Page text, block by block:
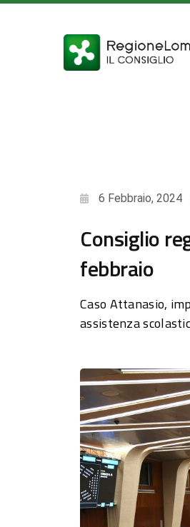
6 Febbraio, 2024
Consiglio
febbraio
Caso Attanasio,
assistenza